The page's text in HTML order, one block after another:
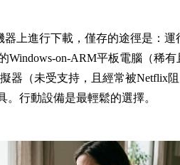
器上進行下載，僅存的途徑是：運
Windows-on-ARM平板電腦（稀有
器（未受支持，且經常被Netflix阻
。行動設備是最輕鬆的選擇。